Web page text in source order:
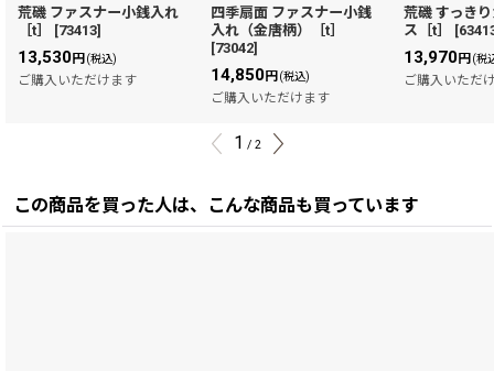
荒磯 ファスナー小銭入れ
［t］
[73413]
13,530円(税込)
ご購入いただけます
四季扇面 ファスナー小銭
入れ（金唐柄）［t］
[73042]
14,850円(税込)
ご購入いただけます
荒磯 すっき
ス［t］
[
13,970円(税
ご購入いただ
1 / 2
この商品を買った人は、こんな商品も買っています